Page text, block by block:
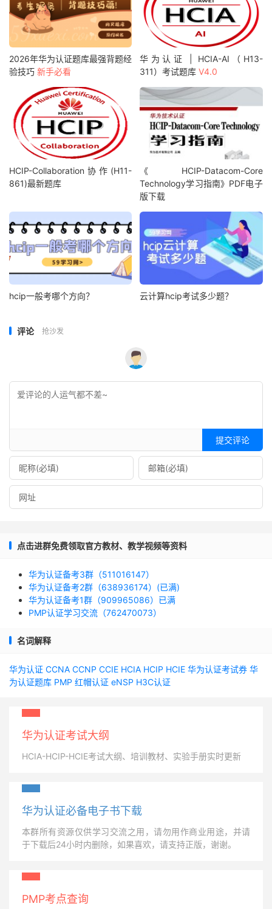
2026年华为认证题库最强背题经
验技巧 新手必看
华为认证 | HCIA-AI（H13-
311）考试题库V4.0
HCIP-Collaboration协作(H11-
861)最新题库
《 HCIP-Datacom-Core
Technology学习指南》PDF电子
版下载
hcip一般考哪个方向？ 云计算hcip考试多少题？
评论 抢沙发
提交评论
点击进群免费领取官方教材、教学视频等资料
华为认证备考3群（511016147）
华为认证备考2群（638936174）(已满)
华为认证备考1群（909965086）已满
PMP认证学习交流（762470073）
名词解释
华为认证 CCNA CCNP CCIE HCIA HCIP HCIE 华为认证考试券 华
为认证题库 PMP 红帽认证 eNSP H3C认证
华为认证考试大纲
HCIA-HCIP-HCIE考试大纲、培训教材、实验手册实时更新
华为认证必备电子书下载
本群所有资源仅供学习交流之用，请勿用作商业用途，并请
于下载后24小时内删除，如果喜欢，请支持正版，谢谢。
PMP考点查询